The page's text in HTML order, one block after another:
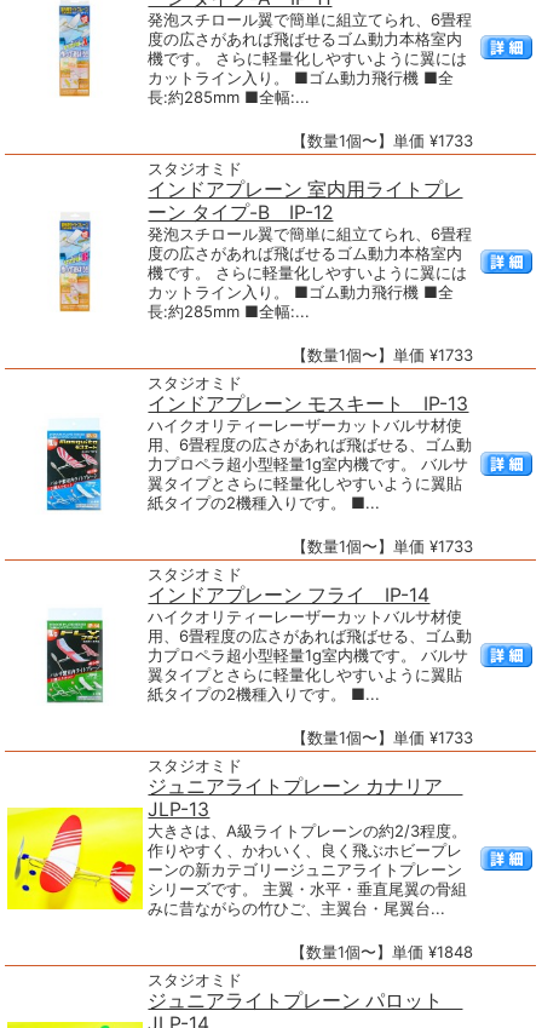
発泡スチロール翼で簡単に組立てられ、6畳程
度の広さがあれば飛ばせるゴム動力本格室内
機です。 さらに軽量化しやすいように翼には
カットライン入り。 ■ゴム動力飛行機 ■全
長:約285mm ■全幅:...
【数量1個〜】単価 ¥1733
スタジオミド
インドアプレーン 室内用ライトプレ
ーン タイプ-B IP-12
発泡スチロール翼で簡単に組立てられ、6畳程
度の広さがあれば飛ばせるゴム動力本格室内
機です。 さらに軽量化しやすいように翼には
カットライン入り。 ■ゴム動力飛行機 ■全
長:約285mm ■全幅:...
【数量1個〜】単価 ¥1733
スタジオミド
インドアプレーン モスキート IP-13
ハイクオリティーレーザーカットバルサ材使
用、6畳程度の広さがあれば飛ばせる、ゴム動
力プロペラ超小型軽量1g室内機です。 バルサ
翼タイプとさらに軽量化しやすいように翼貼
紙タイプの2機種入りです。 ■...
【数量1個〜】単価 ¥1733
スタジオミド
インドアプレーン フライ IP-14
ハイクオリティーレーザーカットバルサ材使
用、6畳程度の広さがあれば飛ばせる、ゴム動
力プロペラ超小型軽量1g室内機です。 バルサ
翼タイプとさらに軽量化しやすいように翼貼
紙タイプの2機種入りです。 ■...
【数量1個〜】単価 ¥1733
スタジオミド
ジュニアライトプレーン カナリア
JLP-13
大きさは、A級ライトプレーンの約2/3程度。
作りやすく、かわいく、良く飛ぶホビープレ
ーンの新カテゴリージュニアライトプレーン
シリーズです。 主翼・水平・垂直尾翼の骨組
みに昔ながらの竹ひご、主翼台・尾翼台...
【数量1個〜】単価 ¥1848
スタジオミド
ジュニアライトプレーン パロット